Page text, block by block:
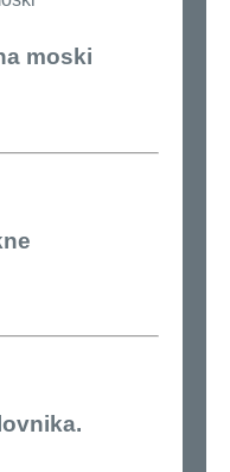
moski